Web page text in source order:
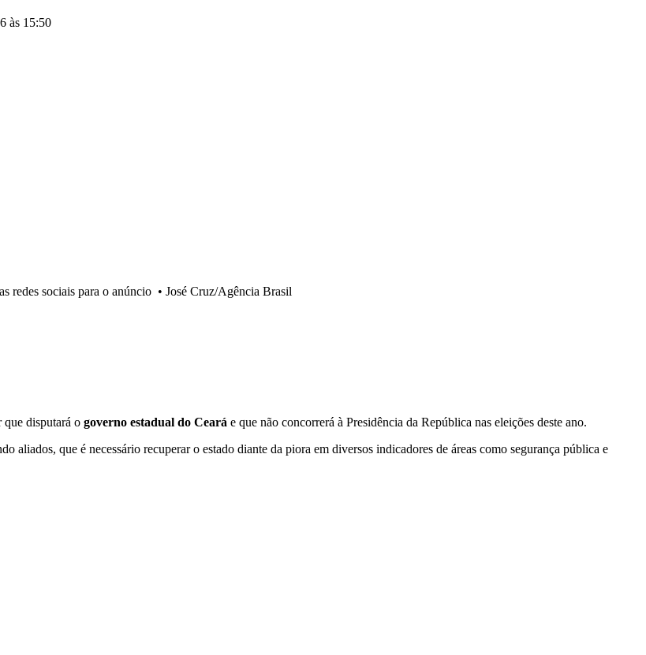
às 15:50
redes sociais para o anúncio • José Cruz/Agência Brasil
que disputará o governo estadual do Ceará e que não concorrerá à Presidência da República nas eleições deste ano.
que é necessário recuperar o estado diante da piora em diversos indicadores de áreas como segurança pública e